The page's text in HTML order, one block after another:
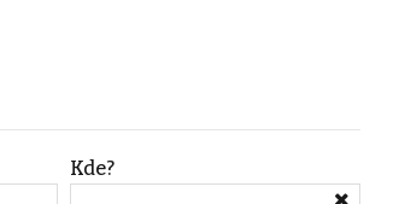
Kde?